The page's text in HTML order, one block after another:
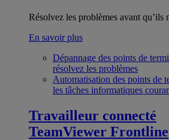
Résolvez les problèmes avant qu’ils
En savoir plus
Dépannage des points de
résolvez les problèmes
Automatisation des points de
les tâches informatiques
Travailleur connecté
TeamViewer Frontline